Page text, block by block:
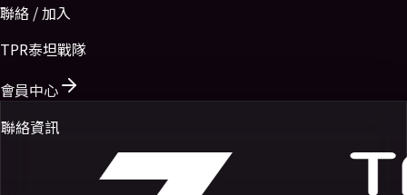
聯絡 / 加入
TPR泰坦戰隊
會員中心
聯絡資訊